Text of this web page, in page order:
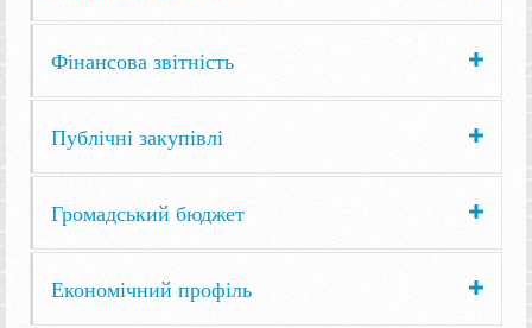
Фінансова звітність
Публічні закупівлі
Громадський бюджет
Економічний профіль